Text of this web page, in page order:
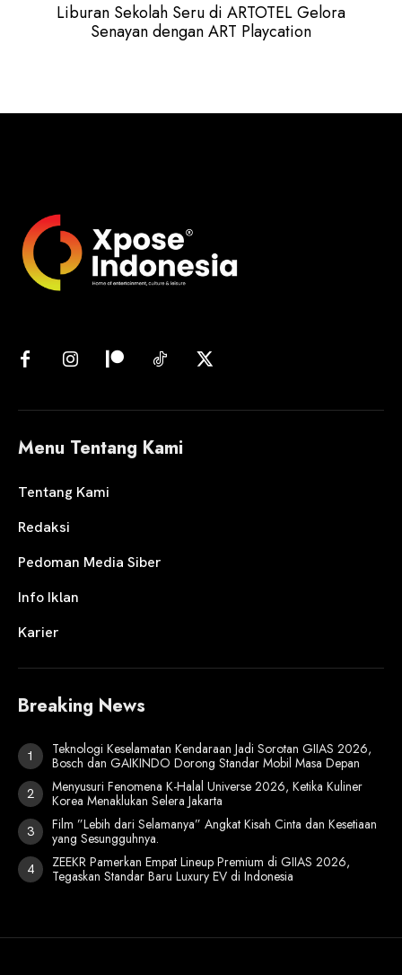
Liburan Sekolah Seru di ARTOTEL Gelora
Senayan dengan ART Playcation
Menu Tentang Kami
Tentang Kami
Redaksi
Pedoman Media Siber
Info Iklan
Karier
Breaking News
Teknologi Keselamatan Kendaraan Jadi Sorotan GIIAS 2026,
Bosch dan GAIKINDO Dorong Standar Mobil Masa Depan
Menyusuri Fenomena K-Halal Universe 2026, Ketika Kuliner
Korea Menaklukan Selera Jakarta
Film ”Lebih dari Selamanya” Angkat Kisah Cinta dan Kesetiaan
yang Sesungguhnya.
ZEEKR Pamerkan Empat Lineup Premium di GIIAS 2026,
Tegaskan Standar Baru Luxury EV di Indonesia